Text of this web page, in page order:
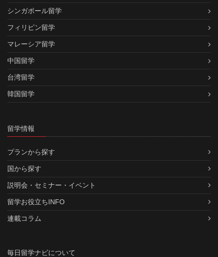
シンガポール留学
フィリピン留学
マレーシア留学
中国留学
台湾留学
韓国留学
留学情報
プランから探す
国から探す
説明会・セミナー・イベント
留学お役立ちINFO
連載コラム
毎日留学ナビについて